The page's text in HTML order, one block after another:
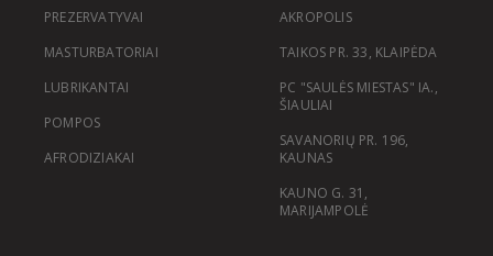
PREZERVATYVAI
MASTURBATORIAI
LUBRIKANTAI
POMPOS
AFRODIZIAKAI
AKROPOLIS
TAIKOS PR. 33, KLAIPĖDA
PC "SAULĖS MIESTAS" IA.,
ŠIAULIAI
SAVANORIŲ PR. 196,
KAUNAS
KAUNO G. 31,
MARIJAMPOLĖ